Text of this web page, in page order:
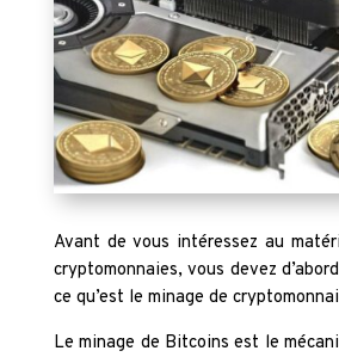
Avant de vous intéressez au
cryptomonnaies, vous devez
ce qu’est le minage de
Le minage de Bitcoins est le